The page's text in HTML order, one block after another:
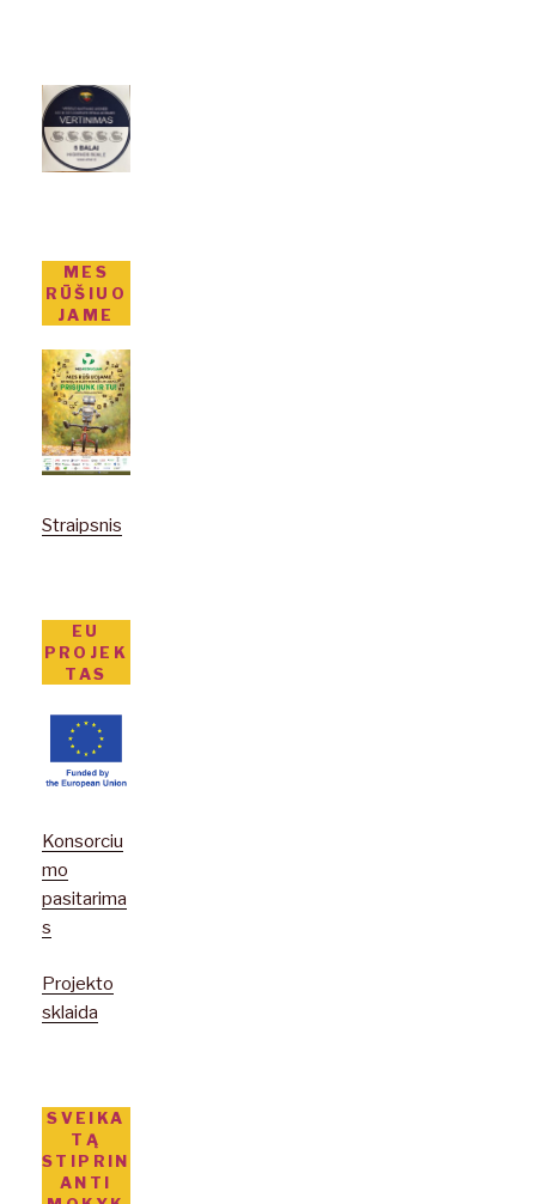
MES
RŪŠIUO
JAME
Straipsnis
EU
PROJEK
TAS
Konsorciu
mo
pasitarima
s
Projekto
sklaida
SVEIKA
TĄ
STIPRIN
ANTI